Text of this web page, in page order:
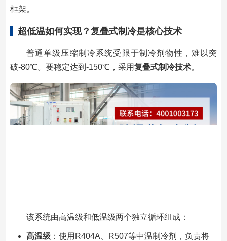
框架。
超低温如何实现？复叠式制冷是核心技术
普通单级压缩制冷系统受限于制冷剂物性，难以突
破-80℃。要稳定达到-150℃，采用复叠式制冷技术。
该系统由高温级和低温级两个独立循环组成：
高温级：使用R404A、R507等中温制冷剂，负责将